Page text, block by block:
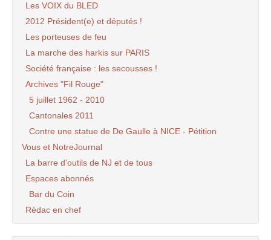
Les VOIX du BLED
2012 Président(e) et députés !
Les porteuses de feu
La marche des harkis sur PARIS
Société française : les secousses !
Archives "Fil Rouge"
5 juillet 1962 - 2010
Cantonales 2011
Contre une statue de De Gaulle à NICE - Pétition
Vous et NotreJournal
La barre d’outils de NJ et de tous
Espaces abonnés
Bar du Coin
Rédac en chef